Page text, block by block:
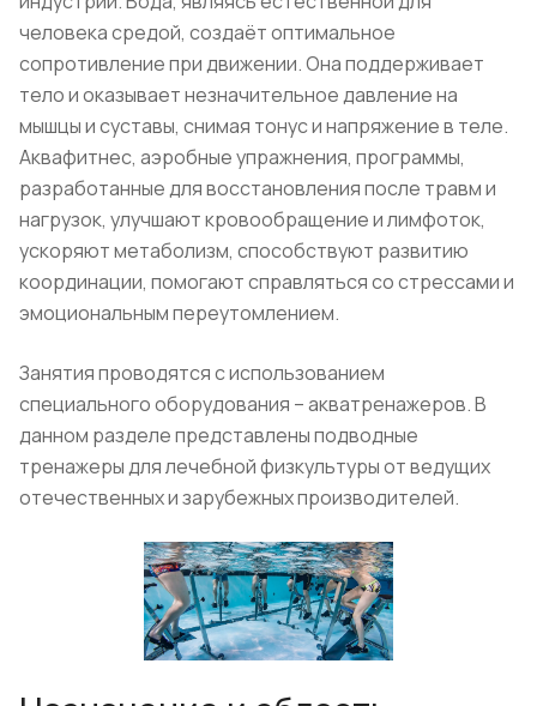
человека средой, создаёт оптимальное
сопротивление при движении. Она поддерживает
тело и оказывает незначительное давление на
мышцы и суставы, снимая тонус и напряжение в теле.
Аквафитнес, аэробные упражнения, программы,
разработанные для восстановления после травм и
нагрузок, улучшают кровообращение и лимфоток,
ускоряют метаболизм, способствуют развитию
координации, помогают справляться со стрессами и
эмоциональным переутомлением.
Занятия проводятся с использованием
специального оборудования – акватренажеров. В
данном разделе представлены подводные
тренажеры для лечебной физкультуры от ведущих
отечественных и зарубежных производителей.